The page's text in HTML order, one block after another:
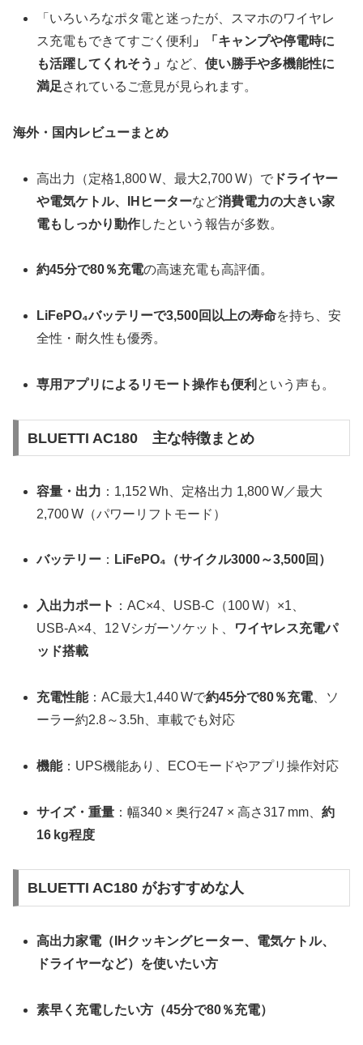
「いろいろなポタ電と迷ったが、スマホのワイヤレ
ス充電もできてすごく便利 」「キャンプや停電時に
も活躍してくれそう」 など、使い勝手や多機能性に
満足 されているご意見が見られます。
海外・国内レビューまとめ
高出力（定格1,800 W、最大2,700 W）で ドライヤー
や電気ケトル、IHヒーターなど消費電力の大きい家
電もしっかり動作したという報告が多数。
約45分で80％充電の高速充電も高評価。
LiFePO₄バッテリーで3,500回以上の寿命を持ち、安
全性・耐久性も優秀。
専用アプリによるリモート操作も便利 という声も。
BLUETTI AC180 主な特徴まとめ
容量・出力 ：1,152 Wh、定格出力 1,800 W／最大
2,700 W（パワーリフトモード）
バッテリー ： LiFePO₄（サイクル3000～3,500回）
入出力ポート ：AC×4、USB‑C（100 W）×1、
USB‑A×4、12 Vシガーソケット、
ワイヤレス充電パ
ッド搭載
充電性能：AC最大1,440 Wで約45分で80％充電、ソ
ーラー約2.8～3.5h、車載でも対応
機能：UPS機能あり、ECOモードやアプリ操作対応
サイズ・重量 ：幅340 × 奥行247 × 高さ317 mm、約
16 kg程度
BLUETTI AC180 がおすすめな人
高出力家電（IHクッキングヒーター、電気ケトル、
ドライヤーなど）を使いたい方
素早く充電したい方（45分で80％充電）